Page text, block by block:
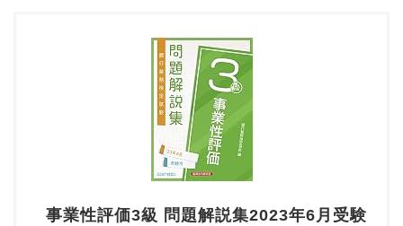
事業性評価3級 問題解説集2023年6月受験